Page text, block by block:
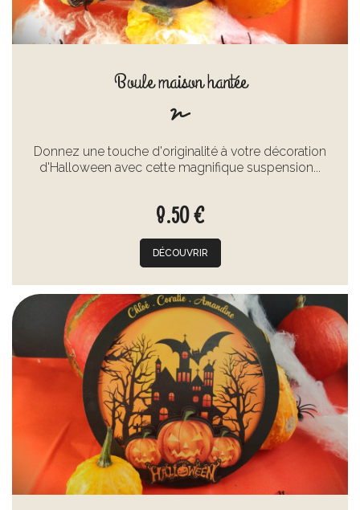
Boule maison hantée
Donnez une touche d'originalité à votre décoration
d'Halloween avec cette magnifique suspension...
8.50 €
DÉCOUVRIR